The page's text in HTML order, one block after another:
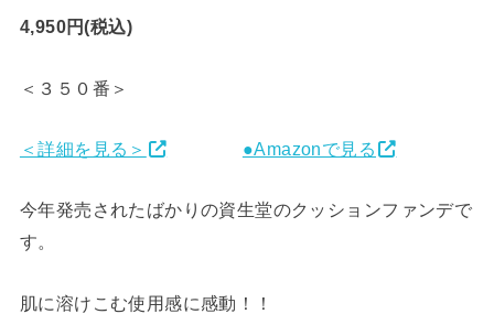
4,950円(税込)
＜３５０番＞
＜詳細を見る＞ ●Amazonで見る
今年発売されたばかりの資生堂のクッションファンデで
す。
肌に溶けこむ使用感に感動！！